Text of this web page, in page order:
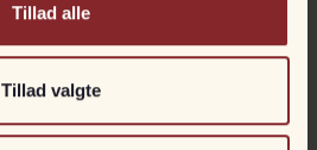
Tillad alle
Tillad valgte